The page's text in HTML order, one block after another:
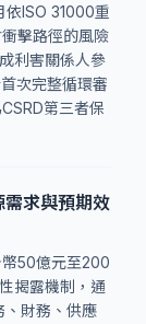
依ISO 31000重
擊路徑的風險
利害關係人參
次完整循環審
第三者保
需求與預期效
50億元至200
揭露機制，通
、財務、供應